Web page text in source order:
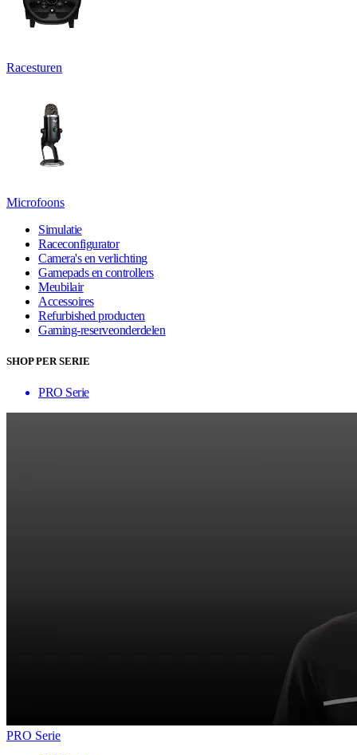
Racesturen
Microfoons
Simulatie
Raceconfigurator
Camera's en verlichting
Gamepads en controllers
Meubilair
Accessoires
Refurbished producten
Gaming-reserveonderdelen
SHOP PER SERIE
PRO Serie
PRO Serie